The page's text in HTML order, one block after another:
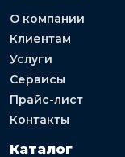
О компании
Клиентам
Услуги
Сервисы
Прайс-лист
Контакты
Каталог